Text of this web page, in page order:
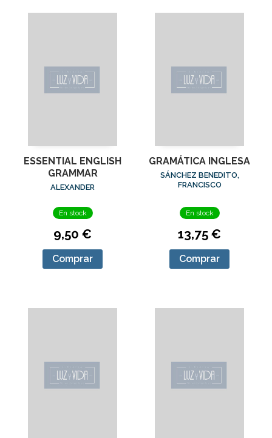
ESSENTIAL ENGLISH
GRAMMAR
ALEXANDER
En stock
9,50 €
Comprar
GRAMÁTICA INGLESA
SÁNCHEZ BENEDITO,
FRANCISCO
En stock
13,75 €
Comprar